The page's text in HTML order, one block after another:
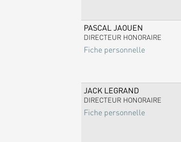
PASCAL JAOUEN
DIRECTEUR HONORAIRE
Fiche personnelle
JACK LEGRAND
DIRECTEUR HONORAIRE
Fiche personnelle